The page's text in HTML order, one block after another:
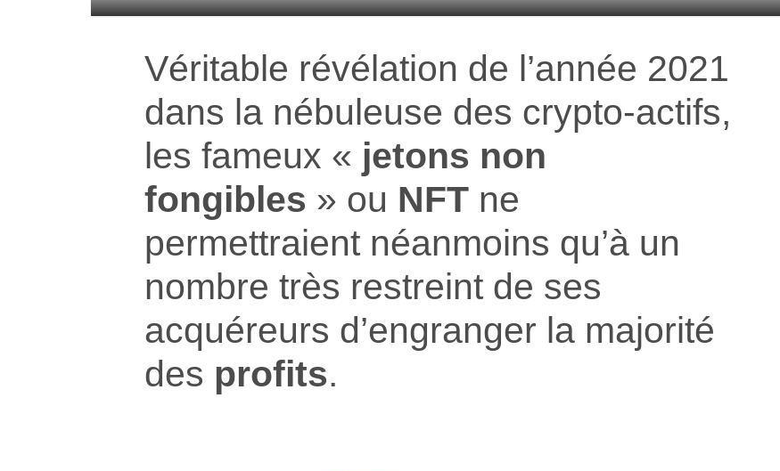
Véritable révélation de l’année 2021
dans la nébuleuse des crypto-actifs,
les fameux « jetons non
fongibles » ou NFT ne
permettraient néanmoins qu’à un
nombre très restreint de ses
acquéreurs d’engranger la majorité
des profits.